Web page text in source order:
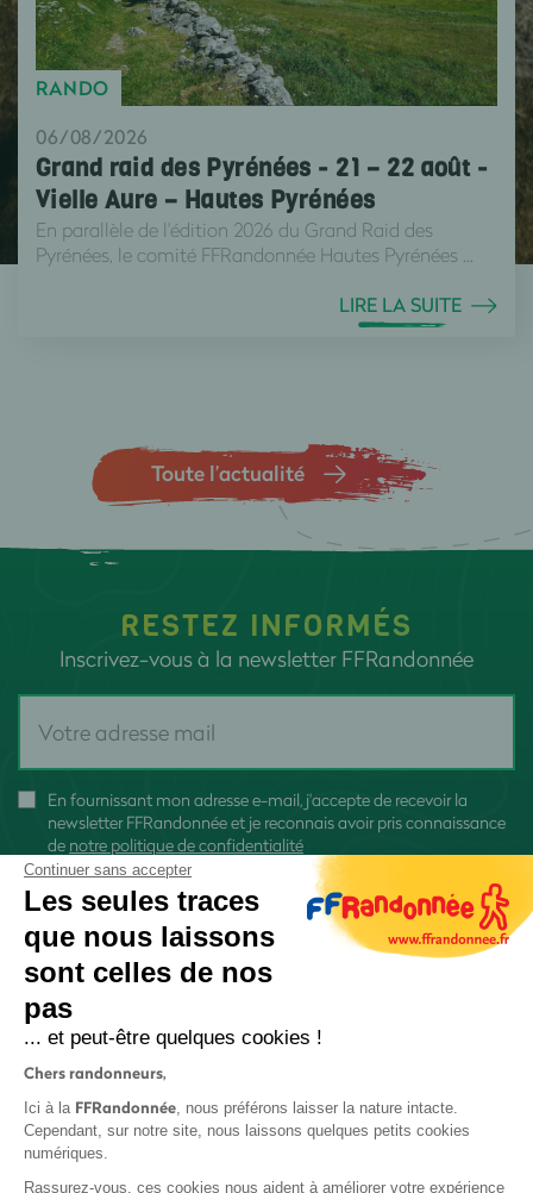
RANDO
06/08/2026
Grand raid des Pyrénées - 21 – 22 août -
Vielle Aure – Hautes Pyrénées
En parallèle de l'édition 2026 du Grand Raid des
Pyrénées, le comité FFRandonnée Hautes Pyrénées ...
LIRE LA SUITE
Toute l’actualité
RESTEZ INFORMÉS
Inscrivez-vous à la newsletter FFRandonnée
En fournissant mon adresse e-mail, j'accepte de recevoir la
newsletter FFRandonnée et je reconnais avoir pris connaissance
de notre politique de confidentialité
Continuer sans accepter
Les seules traces
que nous laissons
sont celles de nos
pas
... et peut-être quelques cookies !
Chers randonneurs,
Ici à la FFRandonnée, nous préférons laisser la nature intacte.
Cependant, sur notre site, nous laissons quelques petits cookies
numériques.
Rassurez-vous, ces cookies nous aident à améliorer votre expérience